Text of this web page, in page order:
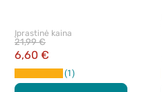
Įprastinė kaina
6,60 €
21,99 €
1